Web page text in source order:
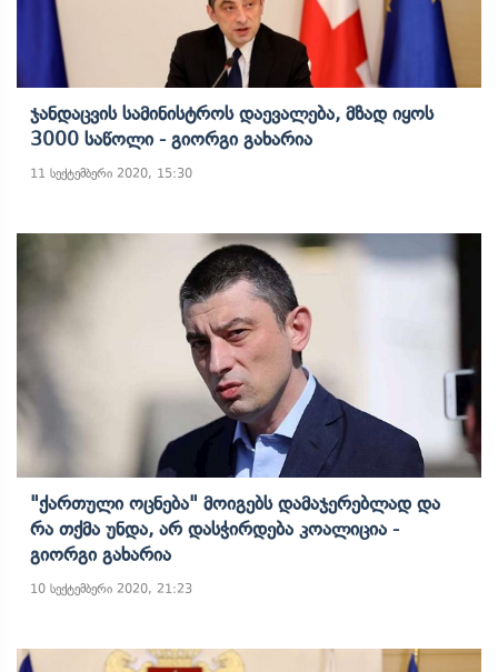
Ჯანდაცვის Სამინისტროს Დაევალება, Მზად Იყოს
3000 Საწოლი - Გიორგი Გახარია
11 სექტემბერი 2020, 15:30
"ქართული Ოცნება" Მოიგებს Დამაჯერებლად Და
Რა Თქმა Უნდა, Არ Დასჭირდება Კოალიცია -
Გიორგი Გახარია
10 სექტემბერი 2020, 21:23